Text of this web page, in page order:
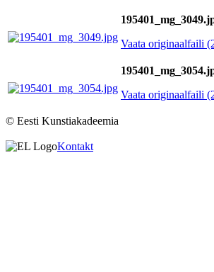
Vaata originaalfaili
Vaata originaalfaili
© Eesti Kunstiakadeemia
Kontakt